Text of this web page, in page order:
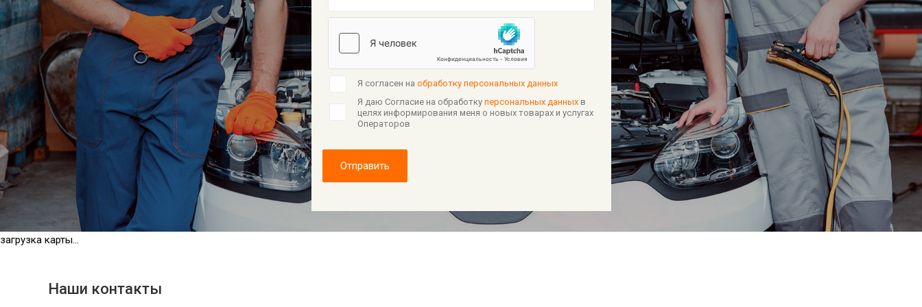
Я согласен на обработку персональных данных
Я даю Согласие на обработку персональных данныхв
целях информирования меня о новых товарах и услугах
Операторов
Отправить
Наши контакты
загрузка карты...